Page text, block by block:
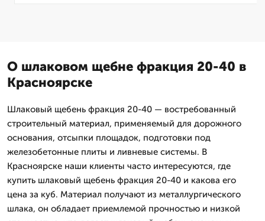
О шлаковом щебне фракция 20-40 в
Красноярске
Шлаковый щебень фракция 20-40 — востребованный
строительный материал, применяемый для дорожного
основания, отсыпки площадок, подготовки под
железобетонные плиты и ливневые системы. В
Красноярске наши клиенты часто интересуются, где
купить шлаковый щебень фракция 20-40 и какова его
цена за куб. Материал получают из металлургического
шлака, он обладает приемлемой прочностью и низкой